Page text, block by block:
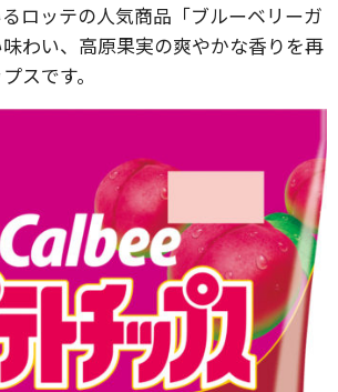
ロッテの人気商品「ブルーベリーガ
わい、高原果実の爽やかな香りを再
スです。